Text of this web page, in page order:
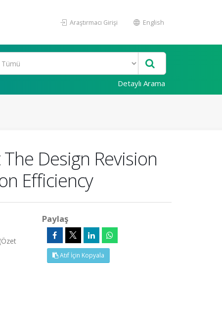
Araştırmacı Girişi English
Detaylı Arama
Design Revision
Efficiency
Paylaş
Atıf İçin Kopyala